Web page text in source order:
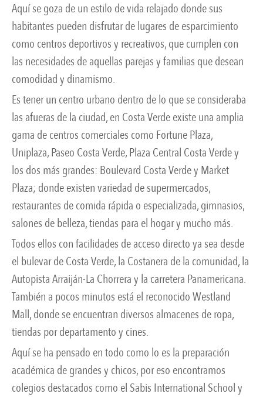
Aquí se goza de un estilo de vida relajado donde sus
habitantes pueden disfrutar de lugares de esparcimiento
como centros deportivos y recreativos, que cumplen con
las necesidades de aquellas parejas y familias que desean
comodidad y dinamismo.
Es tener un centro urbano dentro de lo que se consideraba
las afueras de la ciudad, en Costa Verde existe una amplia
gama de centros comerciales como Fortune Plaza,
Uniplaza, Paseo Costa Verde, Plaza Central Costa Verde y
los dos más grandes: Boulevard Costa Verde y Market
Plaza; donde existen variedad de supermercados,
restaurantes de comida rápida o especializada, gimnasios,
salones de belleza, tiendas para el hogar y mucho más.
Todos ellos con facilidades de acceso directo ya sea desde
el bulevar de Costa Verde, la Costanera de la comunidad, la
Autopista Arraiján-La Chorrera y la carretera Panamericana.
También a pocos minutos está el reconocido Westland
Mall, donde se encuentran diversos almacenes de ropa,
tiendas por departamento y cines.
Aquí se ha pensado en todo como lo es la preparación
académica de grandes y chicos, por eso encontramos
colegios destacados como el Sabis International School y